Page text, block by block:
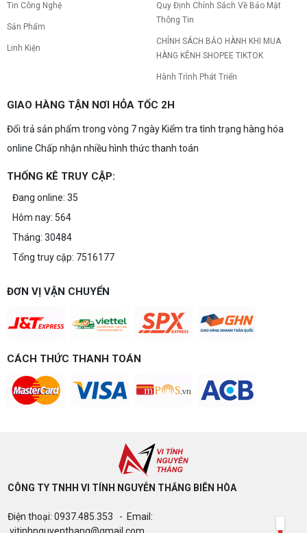
Tin Công Nghệ
Sản Phẩm
Linh Kiện
Quy Định Chính Sách Về Bảo Mật
Thông Tin
CHÍNH SÁCH BẢO HÀNH KHI MUA
HÀNG KÊNH SHOPEE TIKTOK
Hành Trình Phát Triển
GIAO HÀNG TẬN NƠI HỎA TỐC 2H
Đổi trả sản phẩm trong vòng 7 ngày Kiểm tra tình trạng hàng hóa
online Chấp nhận nhiều hình thức thanh toán
THỐNG KÊ TRUY CẬP:
Đang online: 35
Hôm nay: 564
Tháng: 30484
Tổng truy cập: 7516177
ĐƠN VỊ VẬN CHUYỂN
CÁCH THỨC THANH TOÁN
CÔNG TY TNHH VI TÍNH NGUYỄN THẮNG BIÊN HÒA​
Điện thoại: 0937.485.353 - Email: